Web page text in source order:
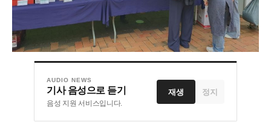
AUDIO NEWS
기사 음성으로 듣기
음성 지원 서비스입니다.
재생 정지